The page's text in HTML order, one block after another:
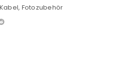
, Fotozubehör